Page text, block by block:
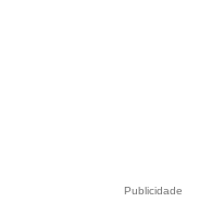
Publicidade